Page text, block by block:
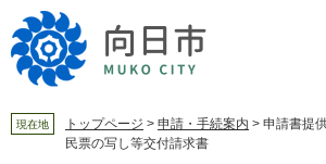
ー
ジ
ニ
ュ
For Foreigners
現在地 トップページ > 申請・手続案内 > 申請書提
民票の写し等交付請求書